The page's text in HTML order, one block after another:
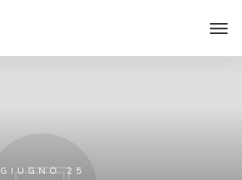
GIUGNO 25